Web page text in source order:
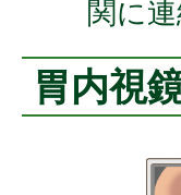
関に
胃内視